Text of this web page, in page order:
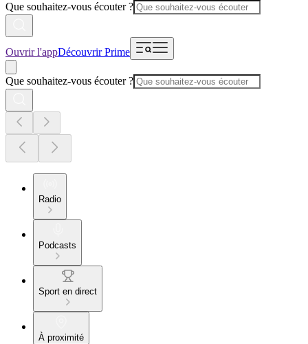
Que souhaitez-vous écouter ?
Ouvrir l'appDécouvrir Prime
Que souhaitez-vous écouter ?
Radio
Podcasts
Sport en direct
À proximité